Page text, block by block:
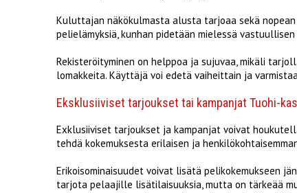
Kuluttajan näkökulmasta alusta tarjoaa sekä
pelielämyksiä, kunhan pidetään mielessä
Rekisteröityminen on helppoa ja sujuvaa, mikäli
lomakkeita. Käyttäjä voi edetä vaiheittain ja
Eksklusiiviset tarjoukset tai kampanjat Tuohi-
Exklusiiviset tarjoukset ja kampanjat voivat
tehdä kokemuksesta erilaisen ja
Erikoisominaisuudet voivat lisätä pelikokemukseen
tarjota pelaajille lisätilaisuuksia, mutta on tärkeää